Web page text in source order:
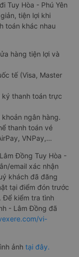
Tuy Hòa - Phú Yên
tiện lợi khi
toán khác nhau
hàng tiện lợi và
tế (Visa, Master
ký thanh toán trực
ngân hàng.
thanh toán vé
VNPay,…
Đồng Tuy Hòa -
email xác nhận
khách đã đăng
tại điểm đón trước
Để kiểm tra tình
- Lâm Đồng đã
vi-
ảnh tại đây.